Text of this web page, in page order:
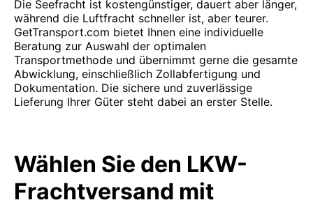
Die Seefracht ist kostengünstiger, dauert aber länger,
während die Luftfracht schneller ist, aber teurer.
GetTransport.com bietet Ihnen eine individuelle
Beratung zur Auswahl der optimalen
Transportmethode und übernimmt gerne die gesamte
Abwicklung, einschließlich Zollabfertigung und
Dokumentation. Die sichere und zuverlässige
Lieferung Ihrer Güter steht dabei an erster Stelle.
Wählen Sie den LKW-
Frachtversand mit